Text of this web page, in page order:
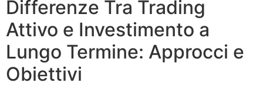
Differenze Tra Trading
Attivo e Investimento a
Lungo Termine: Approcci e
Obiettivi